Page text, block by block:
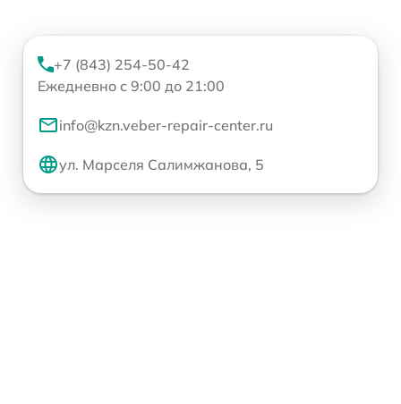
+7 (843) 254-50-42
Ежедневно с 9:00 до 21:00
info@kzn.veber-repair-center.ru
ул. Марселя Салимжанова, 5